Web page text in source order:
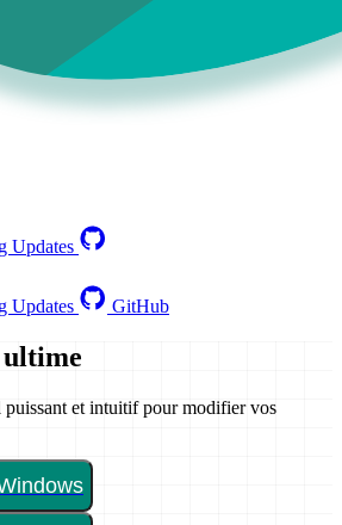
Updates
Updates GitHub
et intuitif pour modifier vos